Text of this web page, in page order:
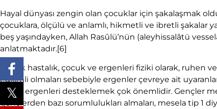
Hayal dünyası zengin olan çocuklar için şakalaşmak
çocuklara, ölçülü ve anlamlı, hikmetli ve ibretli şakalar
beş yaşındayken, Allah Rasûlü’nün (aleyhissalâtü
anlatmaktadır.[6]
Kronik hastalık, çocuk ve ergenleri fiziki olarak, ruhen
eğilimli olmaları sebebiyle ergenler çevreye ait
dolayı ergenleri desteklemek çok önemlidir. Gençler
gençlerden bazı sorumlulukları almaları, mesela tip